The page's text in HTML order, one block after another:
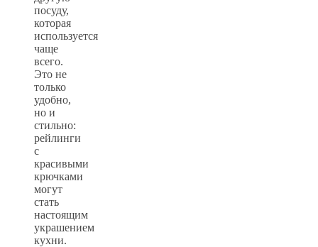
посуду,
которая
используется
чаще
всего.
Это не
только
удобно,
но и
стильно:
рейлинги
с
красивыми
крючками
могут
стать
настоящим
украшением
кухни.